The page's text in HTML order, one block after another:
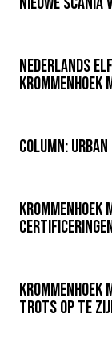
Nederlands
Column:
trots op te